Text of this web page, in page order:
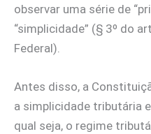
observar uma série de
“simplicidade” (§ 3º do
Federal).
Antes disso, a
a simplicidade tributária
qual seja, o regime